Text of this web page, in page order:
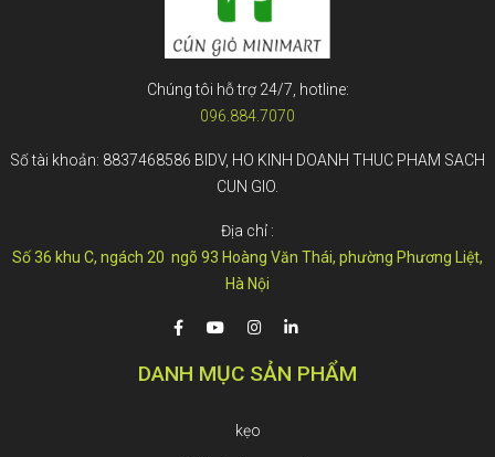
Chúng tôi hỗ trợ 24/7, hotline:
096.884.7070
Số tài khoản: 8837468586 BIDV, HO KINH DOANH THUC PHAM SACH
CUN GIO.
Địa chỉ :
Số 36 khu C, ngách 20 ngõ 93 Hoàng Văn Thái, phường Phương Liệt,
Hà Nội
DANH MỤC SẢN PHẨM
kẹo